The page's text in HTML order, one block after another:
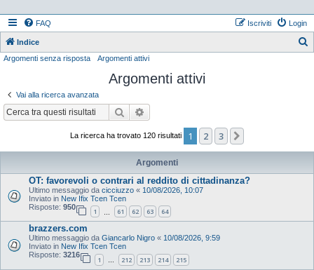
FAQ Login
Iscriviti
Indice
Argomenti senza risposta Argomenti attivi
Argomenti attivi
Vai alla ricerca avanzata
Cerca
La ricerca ha trovato 120 risultati 1 2 3
Argomenti
OT: favorevoli o contrari al reddito di cittadinanza?
Ultimo messaggio da cicciuzzo « 10/08/2026, 10:07
Inviato in New Ifix Tcen Tcen
Risposte: 950
1 61 62 63 64
brazzers.com
Ultimo messaggio da Giancarlo Nigro « 10/08/2026, 9:59
Inviato in New Ifix Tcen Tcen
Risposte: 3216
1 … 212 213 214 215